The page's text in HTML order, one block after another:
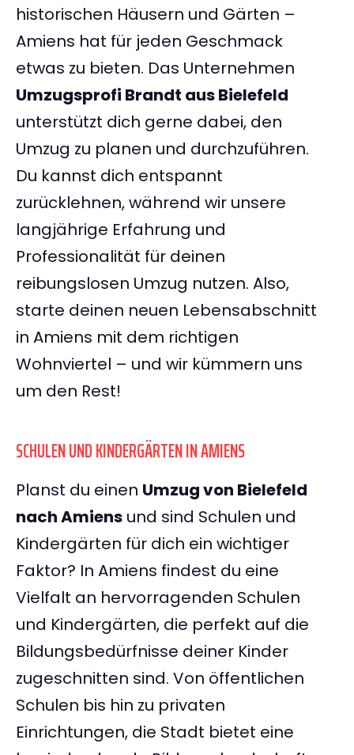
historischen Häusern und Gärten –
Amiens hat für jeden Geschmack
etwas zu bieten. Das Unternehmen
Umzugsprofi Brandt aus Bielefeld
unterstützt dich gerne dabei, den
Umzug zu planen und durchzuführen.
Du kannst dich entspannt
zurücklehnen, während wir unsere
langjährige Erfahrung und
Professionalität für deinen
reibungslosen Umzug nutzen. Also,
starte deinen neuen Lebensabschnitt
in Amiens mit dem richtigen
Wohnviertel – und wir kümmern uns
um den Rest!
SCHULEN UND KINDERGÄRTEN IN AMIENS
Planst du einen Umzug von Bielefeld
nach Amiens und sind Schulen und
Kindergärten für dich ein wichtiger
Faktor? In Amiens findest du eine
Vielfalt an hervorragenden Schulen
und Kindergärten, die perfekt auf die
Bildungsbedürfnisse deiner Kinder
zugeschnitten sind. Von öffentlichen
Schulen bis hin zu privaten
Einrichtungen, die Stadt bietet eine